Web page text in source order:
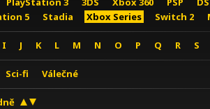
5 Stadia Xbox Series Switch 2
I J K L M N O P Q R S
Sci-fi Válečné